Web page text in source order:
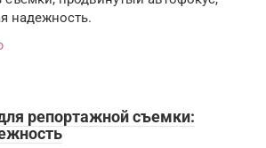
надежность.
репортажной съемки: